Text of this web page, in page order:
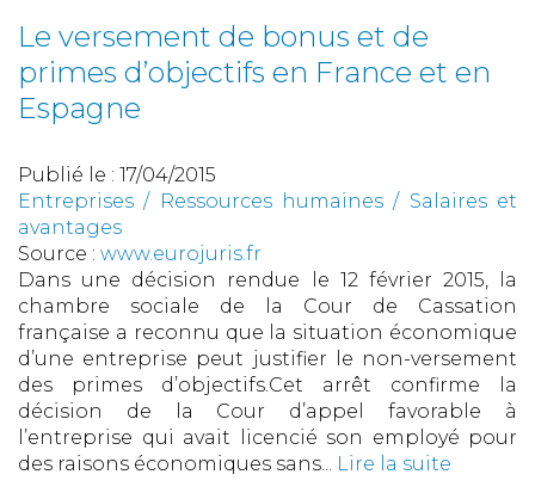
Le versement de bonus et de
primes d’objectifs en France et en
Espagne
Publié le : 17/04/2015
Entreprises / Ressources humaines / Salaires et
avantages
Source : www.eurojuris.fr
Dans une décision rendue le 12 février 2015, la
chambre sociale de la Cour de Cassation
française a reconnu que la situation économique
d’une entreprise peut justifier le non-versement
des primes d’objectifs.Cet arrêt confirme la
décision de la Cour d’appel favorable à
l’entreprise qui avait licencié son employé pour
des raisons économiques sans...
Lire la suite